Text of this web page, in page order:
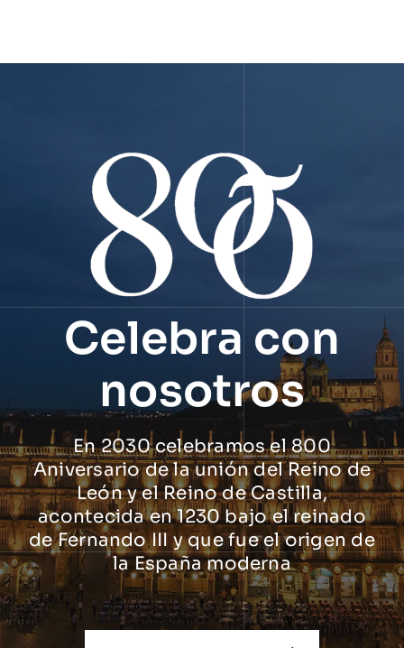
Celebra con
nosotros
En 2030 celebramos el 800
Aniversario de la unión del Reino de
León y el Reino de Castilla,
acontecida en 1230 bajo el reinado
de Fernando III y que fue el origen de
la España moderna